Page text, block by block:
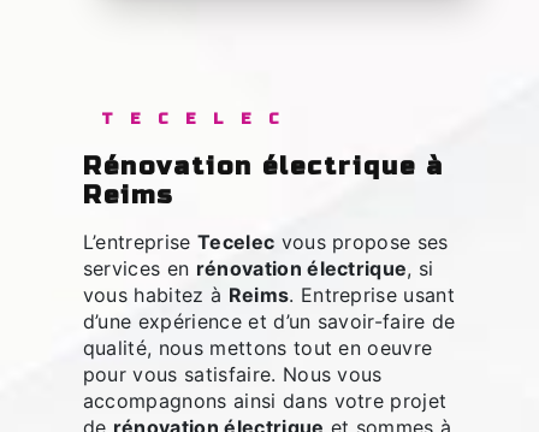
TECELEC
rénovation électrique à
Reims
L’entreprise Tecelec vous propose ses
services en rénovation électrique, si
vous habitez à Reims. Entreprise usant
d’une expérience et d’un savoir-faire de
qualité, nous mettons tout en oeuvre
pour vous satisfaire. Nous vous
accompagnons ainsi dans votre projet
de rénovation électrique et sommes à